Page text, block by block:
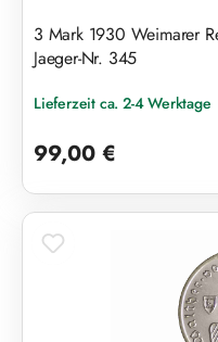
3 Mark 1930 Weimarer
Jaeger-Nr. 345
Lieferzeit ca. 2-4 Werktage
99,00 €